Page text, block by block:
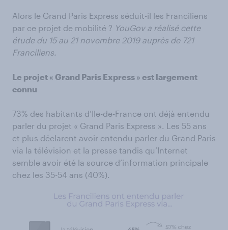
Alors le Grand Paris Express séduit-il les Franciliens
par ce projet de mobilité ? YouGov a réalisé cette
étude du 15 au 21 novembre 2019 auprès de 721
Franciliens.
Le projet « Grand Paris Express » est largement
connu
73% des habitants d’Ile-de-France ont déjà entendu
parler du projet « Grand Paris Express ». Les 55 ans
et plus déclarent avoir entendu parler du Grand Paris
via la télévision et la presse tandis qu’Internet
semble avoir été la source d’information principale
chez les 35-54 ans (40%).